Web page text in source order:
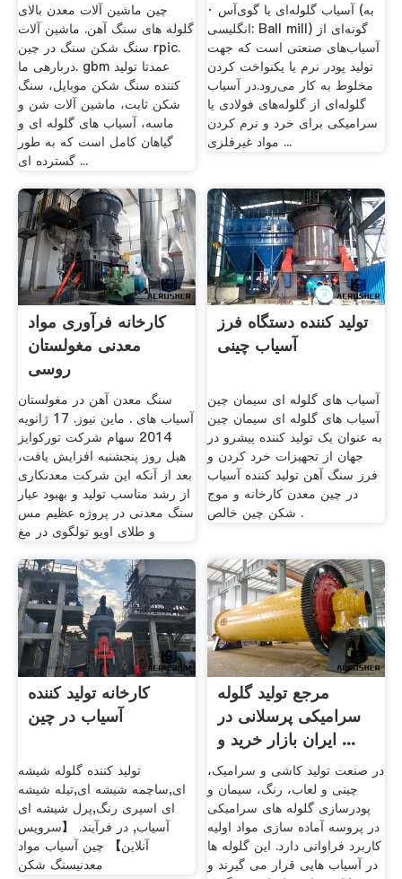
چین ماشین آلات معدن بالای
گلوله های سنگ آهن. ماشین آلات
سنگ شکن سنگ در چین rpic.
دربارهی ما. gbm عمدتا تولید
کننده سنگ شکن موبایل، سنگ
شکن ثابت، ماشین آلات شن و
ماسه، آسیاب های گلوله ای و
گیاهان کامل است که به طور
گسترده ای ...
· آسیاب گلوله‌ای یا گوی‌آس (به
انگلیسی: Ball mill) گونه‌ای از
آسیاب‌های صنعتی است که جهت
تولید پودر نرم یا یکنواخت کردن
مخلوط به کار می‌رود.در آسیاب
گلوله‌ای از گلوله‌های فولادی یا
سرامیکی برای خرد و نرم کردن
مواد غیرفلزی ...
کارخانه فرآوری مواد
معدنی مغولستان
روسی
سنگ معدن آهن در مغولستان
آسیاب های . ماین نیوز. 17 ژانويه
2014 سهام شرکت تورکوایز
هیل روز پنجشنبه افزایش یافت،
بعد از آنکه این شرکت معدنکاری
از رشد مناسب تولید و بهبود عیار
سنگ معدنی در پروژه عظیم مس
و طلای اویو تولگوی در مغ
تولید کننده دستگاه فرز
آسیاب چینی
آسیاب های گلوله ای سیمان چین
آسیاب های گلوله ای سیمان چین
به عنوان یک تولید کننده پیشرو در
جهان از تجهیزات خرد کردن و
فرز سنگ آهن تولید کننده آسیاب
در چین معدن کارخانه و موج
شکن چین خالص .
کارخانه تولید کننده
آسیاب در چین
تولید کننده گلوله شیشه
ای,ساچمه شیشه ای,تیله شیشه
ای اسپری رنگ,پرل شیشه ای
آسیاب, در فرآیند. 【سرویس
آنلاین】 چین آسیاب مواد
معدنیسنگ شکن
مرجع تولید گلوله
سرامیکی پرسلانی در
ایران بازار خرید و ...
در صنعت تولید کاشی و سرامیک،
چینی و لعاب، رنگ، سیمان و
پودرسازی گلوله های سرامیکی
در پروسه آماده سازی مواد اولیه
کاربرد فراوانی دارد. این گلوله ها
در آسیاب هایی قرار می گیرند و